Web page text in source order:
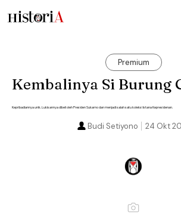
Premium
Kembalinya Si Burung
Kepribadiannya unik. Lukisannya dibeli oleh Presiden Sukarno dan menjadi salah satu koleksi Istana Kepresidenan.
24 Okt
Budi Setiyono